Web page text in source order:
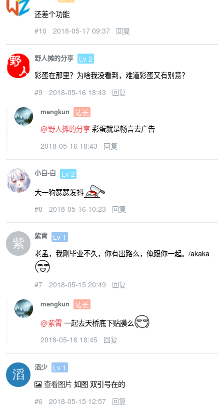
还差个功能
#10 2018-05-17 09:37 回复
野人摊的分享 Lv 2
彩蛋在那里？为啥我没看到，难道彩蛋又有别意？
#9 2018-05-16 18:43 回复
mengkun 站长
@野人摊的分享 彩蛋就是畅言去广告
2018-05-16 18:43 回复
小白-白 Lv 2
大一狗瑟瑟发抖
#8 2018-05-16 10:23 回复
紫霄 Lv 1
老孟，我刚毕业不久，你有出路么，俺跟你一起。/akaka
#7 2018-05-15 20:49 回复
mengkun 站长
@紫霄 一起去天桥底下贴膜么
2018-05-16 18:45 回复
滔少 Lv 1
查看图片 如图 双引号在的
#6 2018-05-15 12:57 回复